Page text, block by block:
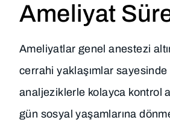
Ameliyat
Ameliyatlar genel anestezi
cerrahi yaklaşımlar
analjeziklerle kolayca kontrol
gün sosyal yaşamlarına